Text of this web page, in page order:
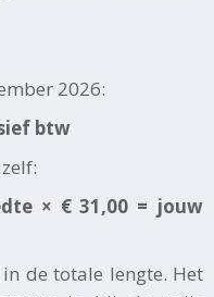
2026:
btw
× € 31,00 = jouw
de totale lengte. Het